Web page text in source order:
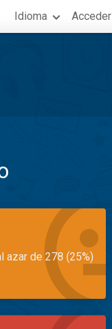
Idioma Acceder
azar de 278 (25%)